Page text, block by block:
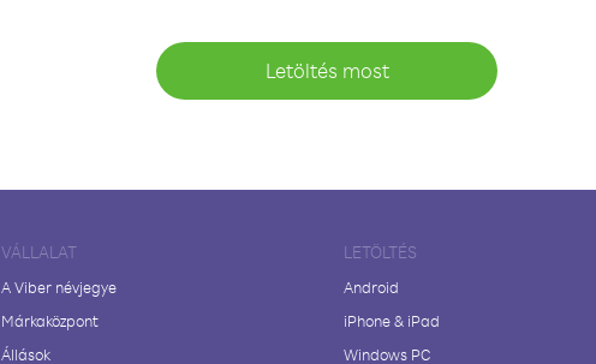
Letöltés most
VÁLLALAT
A Viber névjegye
Márkaközpont
Állások
LETÖLTÉS
Android
iPhone & iPad
Windows PC